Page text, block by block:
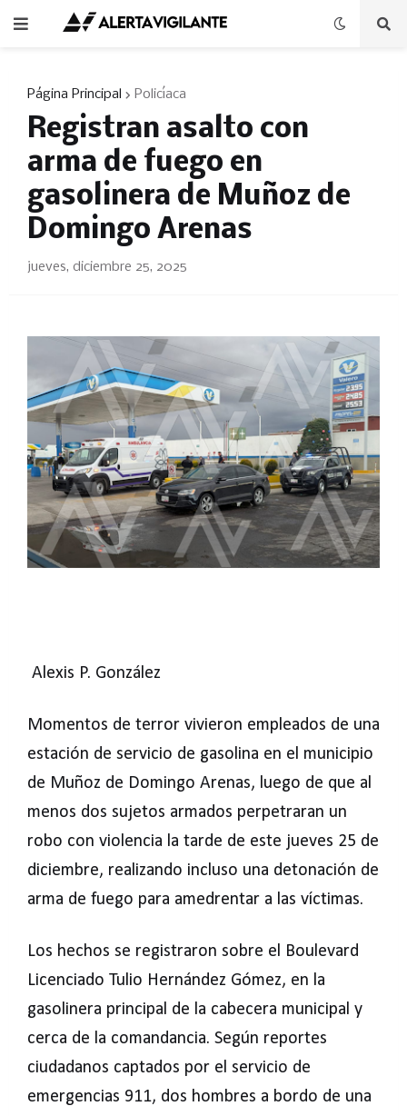
Página Principal Policíaca
Registran asalto con
arma de fuego en
gasolinera de Muñoz de
Domingo Arenas
jueves, diciembre 25, 2025
Alexis P. González
Momentos de terror vivieron empleados de una
estación de servicio de gasolina en el municipio
de Muñoz de Domingo Arenas, luego de que al
menos dos sujetos armados perpetraran un
robo con violencia la tarde de este jueves 25 de
diciembre, realizando incluso una detonación de
arma de fuego para amedrentar a las víctimas.
Los hechos se registraron sobre el Boulevard
Licenciado Tulio Hernández Gómez, en la
gasolinera principal de la cabecera municipal y
cerca de la comandancia. Según reportes
ciudadanos captados por el servicio de
emergencias 911, dos hombres a bordo de una